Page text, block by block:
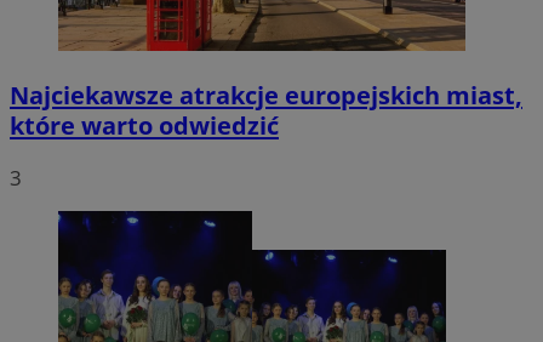
Najciekawsze atrakcje europejskich miast,
które warto odwiedzić
3